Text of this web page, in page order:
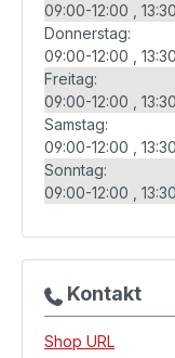
09:00-12:00
Donnerstag:
09:00-12:00
Freitag:
09:00-12:00
Samstag:
09:00-12:00
Sonntag:
09:00-12:00
Kontakt
Shop URL